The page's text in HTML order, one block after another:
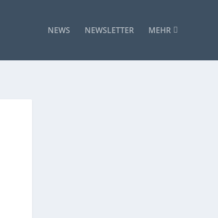
NEWS NEWSLETTER MEHR